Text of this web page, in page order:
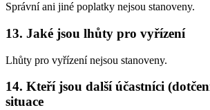
Správní ani jiné poplatky nejsou stanoveny.
13. Jaké jsou lhůty pro vyřízení
Lhůty pro vyřízení nejsou stanoveny.
14. Kteří jsou další účastníci
situace